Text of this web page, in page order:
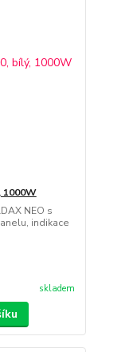
1000W
NEO s
indikace
skladem